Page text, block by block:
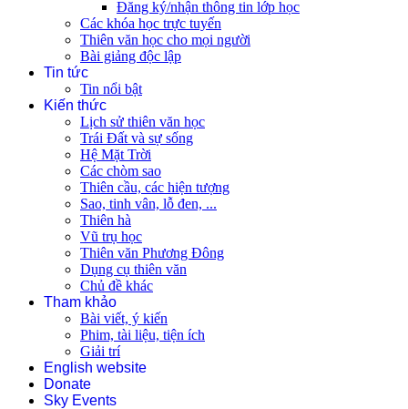
Đăng ký/nhận thông tin lớp học
Các khóa học trực tuyến
Thiên văn học cho mọi người
Bài giảng độc lập
Tin tức
Tin nổi bật
Kiến thức
Lịch sử thiên văn học
Trái Đất và sự sống
Hệ Mặt Trời
Các chòm sao
Thiên cầu, các hiện tượng
Sao, tinh vân, lỗ đen, ...
Thiên hà
Vũ trụ học
Thiên văn Phương Đông
Dụng cụ thiên văn
Chủ đề khác
Tham khảo
Bài viết, ý kiến
Phim, tài liệu, tiện ích
Giải trí
English website
Donate
Sky Events